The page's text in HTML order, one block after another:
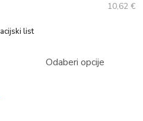
list
10,62 €
Odaberi opcije